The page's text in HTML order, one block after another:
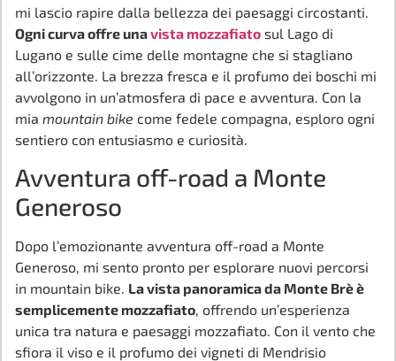
mi lascio rapire dalla bellezza dei paesaggi circostanti.
Ogni curva offre unavista mozzafiato sul Lago di
Lugano e sulle cime delle montagne che si stagliano
all’orizzonte. La brezza fresca e il profumo dei boschi mi
avvolgono in un’atmosfera di pace e avventura. Con la
mia mountain bike come fedele compagna, esploro ogni
sentiero con entusiasmo e curiosità.
Avventura off-road a Monte
Generoso
Dopo l’emozionante avventura off-road a Monte
Generoso, mi sento pronto per esplorare nuovi percorsi
in mountain bike. La vista panoramica da Monte Brè è
semplicemente mozzafiato, offrendo un’esperienza
unica tra natura e paesaggi mozzafiato. Con il vento che
sfiora il viso e il profumo dei vigneti di Mendrisio